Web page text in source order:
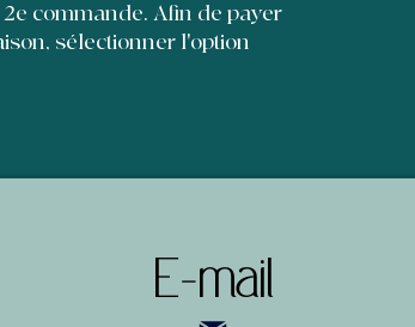
commande. Afin de payer
sélectionner l'option
E-mail